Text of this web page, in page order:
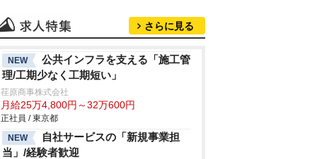
さらに見る
NEW
公共インフラを支える「施工管
理/工期少なく工期短い」
荏原商事株式会社
月給25万4,800円～32万600円
正社員 / 東京都
NEW
自社サービスの「新規事業担
当」/経験者歓迎